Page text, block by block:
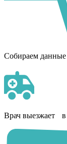
Собираем
Врач выезжает в